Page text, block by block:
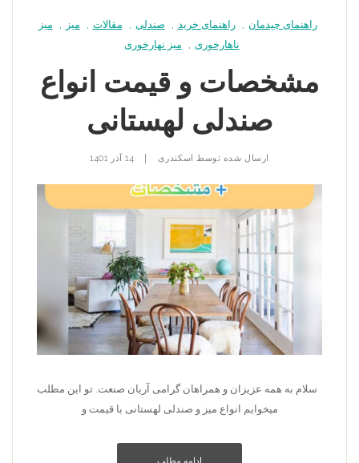
راهنمای چیدمان راهنمای خرید صندلی مقالات میز
میز
ناهارخوری
میز نهارخوری
مشخصات و قیمت انواع
صندلی لهستانی
ارسال شده توسط اسکندری 14 آذر 1401
سلام به همه عزیزان و همراهان گرامی آریان صنعت. تو این مطلب
میخوایم انواع میز و صندلی لهستانی با قیمت و